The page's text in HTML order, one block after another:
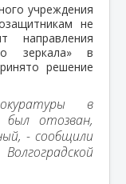
учреждения
не
зеркала» в
решение
в
был отозван,
- сообщили